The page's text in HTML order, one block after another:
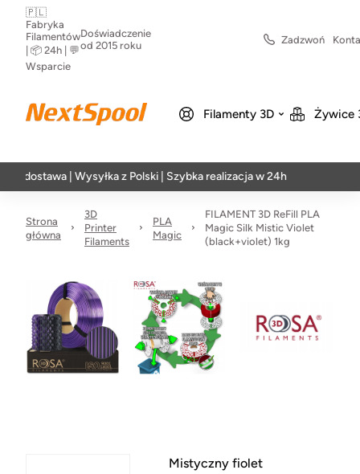
🇵🇱
Fabryka
Filamentów
| 📦 24h | 💬
Wsparcie
Doświadczenie
od 2015 roku
Zadzwoń
Filamenty 3D Żywice
| Wysyłka z Polski | Szybka realizacja w 24h
Strona
główna
3D
Printer
Filaments
PLA
Magic
FILAMENT 3D ReFill PLA
Magic Silk Mistic Violet
(black+violet) 1kg
Mistyczny fiolet